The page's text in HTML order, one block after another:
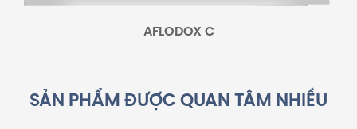
AFLODOX C
SẢN PHẨM ĐƯỢC QUAN TÂM NHIỀU